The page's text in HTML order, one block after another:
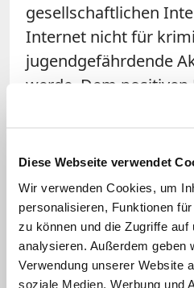
Diese Webseite verwendet
Wir verwenden Cookies, um
personalisieren, Funktionen
zu können und die Zugriffe auf
analysieren. Außerdem geben
Verwendung unserer Website
soziale Medien, Werbung und
gesellschaftlichen
Internet nicht für
jugendgefährdende
werde. Dem positiven
neuen Technologie
nannte er
Organisation
Verbreitung von
sowie Desinformation
Minderjähriger. Die
die gesetzlichen und